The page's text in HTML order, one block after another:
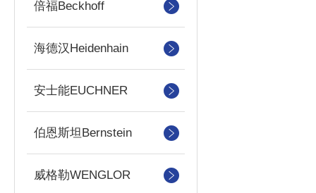
倍福Beckhoff
海德汉Heidenhain
安士能EUCHNER
伯恩斯坦Bernstein
威格勒WENGLOR